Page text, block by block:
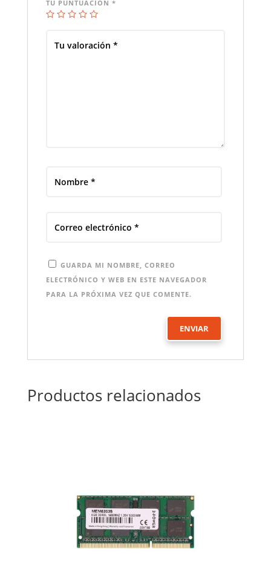
TU PUNTUACIÓN *
GUARDA MI NOMBRE, CORREO
ELECTRÓNICO Y WEB EN ESTE NAVEGADOR
PARA LA PRÓXIMA VEZ QUE COMENTE.
Productos relacionados